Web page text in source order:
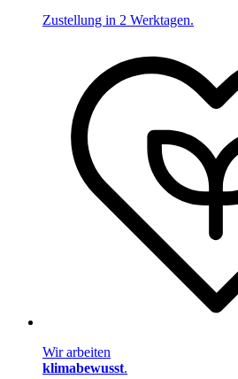
Zustellung in 2 Werktagen.
Wir arbeiten
klimabewusst.